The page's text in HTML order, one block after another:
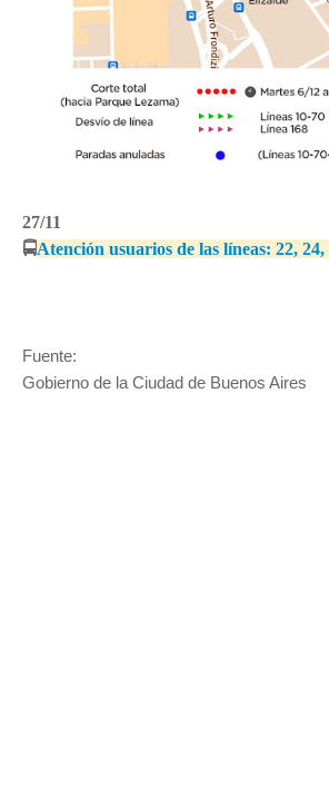
27/11
🚍Atención usuarios de las líneas: 22, 24,
Fuente:
Gobierno de la Ciudad de Buenos Aires